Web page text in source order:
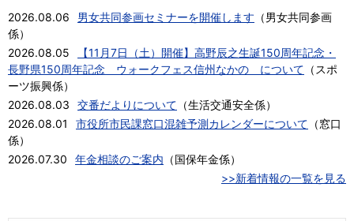
2026.08.06 男女共同参画セミナーを開催します （男女共同参画
係）
2026.08.05
【11月7日（土）開催】高野辰之生誕150周年記念・
長野県150周年記念 ウォークフェス信州なかの について （ スポ
ーツ振興係）
2026.08.03
交番だよりについて （生活交通安全係）
2026.08.01
市役所市民課窓口混雑予測カレンダーについて （窓口
係）
2026.07.30
年金相談のご案内 （国保年金係）
>>新着情報の一覧を見る